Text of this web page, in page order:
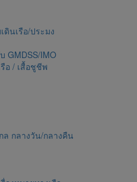
ดินเรือ/ประมง
GMDSS/IMO
อ / เสื้อชูชีพ
ล กลางวัน/กลางคืน